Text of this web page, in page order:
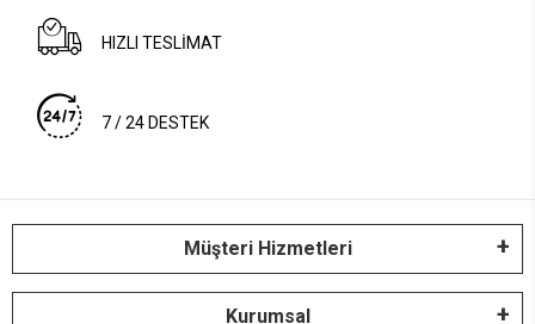
HIZLI TESLİMAT
7 / 24 DESTEK
Müşteri Hizmetleri
Kurumsal